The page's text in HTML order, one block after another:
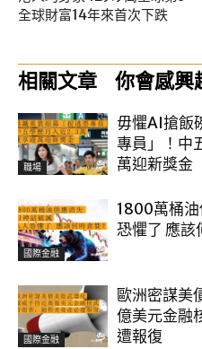
全球財富14年來首次下跌
相關文章 你會感興
職場
毋懼AI搶飯
專員」！中
萬迎新獎金
國際金融
1800萬桶
恐懼了 應該
國際金融
歐洲密謀美
億美元金融
遭報復